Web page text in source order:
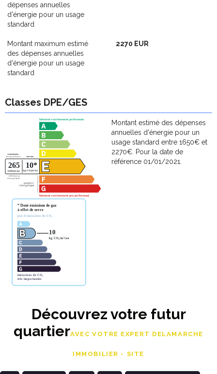
dépenses annuelles
d'énergie pour un usage
standard
Montant maximum estimé
des dépenses annuelles
d'énergie pour un usage
standard
2270 EUR
Classes DPE/GES
Montant estimé des dépenses
annuelles d'énergie pour un
usage standard entre 1650€ et
2270€. Pour la date de
référence 01/01/2021.
Découvrez votre futur
quartierAVEC VOTRE EXPERT DELAMARCHE
IMMOBILIER - SITE